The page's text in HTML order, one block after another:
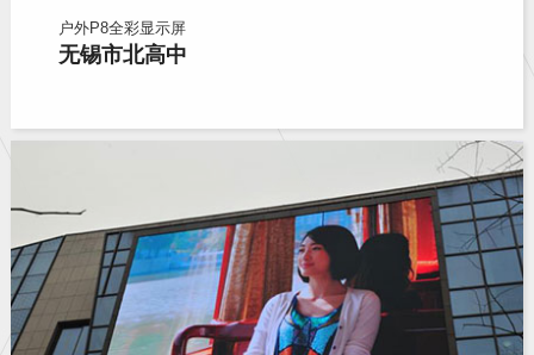
户外P8全彩显示屏
无锡市北高中